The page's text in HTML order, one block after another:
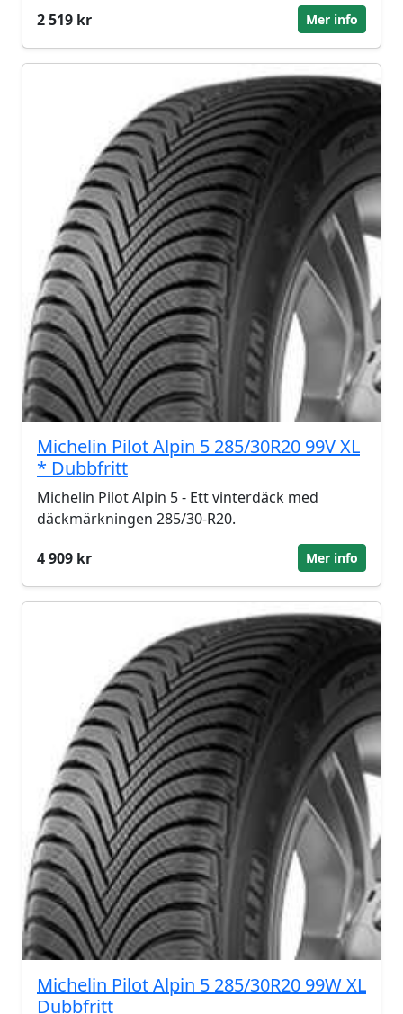
2 519 kr
Mer info
Michelin Pilot Alpin 5 285/30R20 99V XL
* Dubbfritt
Michelin Pilot Alpin 5 - Ett vinterdäck med
däckmärkningen 285/30-R20.
4 909 kr
Mer info
Michelin Pilot Alpin 5 285/30R20 99W XL
Dubbfritt